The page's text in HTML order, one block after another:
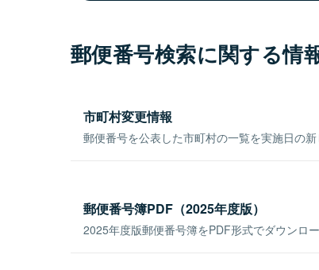
郵便番号検索に関する情
市町村変更情報
郵便番号を公表した市町村の一覧を実施日の新
郵便番号簿PDF（2025年度版）
2025年度版郵便番号簿をPDF形式でダウンロー